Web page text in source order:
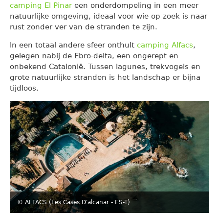
camping El Pinareen onderdompeling in een meer
natuurlijke omgeving, ideaal voor wie op zoek is naar
rust zonder ver van de stranden te zijn.
In een totaal andere sfeer onthult camping Alfacs,
gelegen nabij de Ebro-delta, een ongerept en
onbekend Catalonië. Tussen lagunes, trekvogels en
grote natuurlijke stranden is het landschap er bijna
tijdloos.
© ALFACS (Les Cases D'alcanar - ES-T)